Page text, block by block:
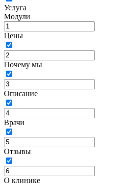
Услуга
Модули
Цены
Почему мы
Описание
Врачи
Отзывы
О клинике